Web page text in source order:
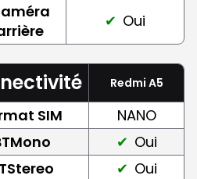
Oui
Redmi A5
SIM
NANO
Oui
Oui